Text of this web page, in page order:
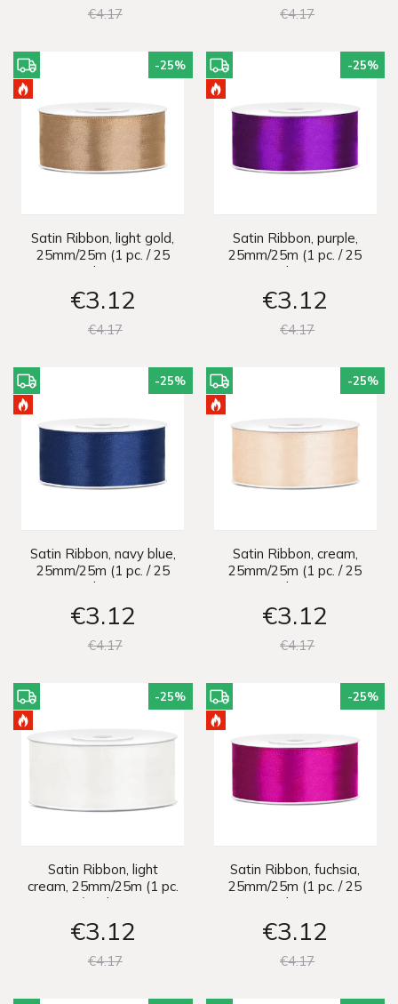
€417 €417
-25%
Satin Ribbon, light gold,
25mm/25m (1 pc. / 25
lm)
€3 12
€417
-25%
Satin Ribbon, purple,
25mm/25m (1 pc. / 25
lm)
€3 12
€417
-25%
Satin Ribbon, navy blue,
25mm/25m (1 pc. / 25
lm)
€3 12
€417
-25%
Satin Ribbon, cream,
25mm/25m (1 pc. / 25
lm)
€3 12
€417
-25%
Satin Ribbon, light
cream, 25mm/25m (1 pc.
/ 25 lm)
€3 12
€417
-25%
Satin Ribbon, fuchsia,
25mm/25m (1 pc. / 25
lm)
€3 12
€417